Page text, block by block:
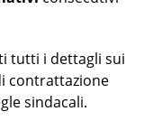
tutti i dettagli sui
contrattazione
sindacali.